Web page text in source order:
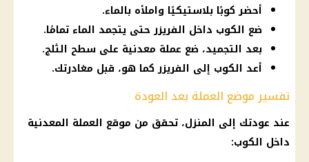
أحضر كوبًا بلاستيكيًا واملأه بالماء.
ضع الكوب داخل الفريزر حتى يتجمد الماء تمامًا.
بعد التجميد، ضع عملة معدنية على سطح الثلج.
أعد الكوب إلى الفريزر كما هو، قبل مغادرتك.
تفسير موضع العملة بعد العودة
عند عودتك إلى المنزل، تحقق من موقع العملة المعدنية
داخل الكوب: